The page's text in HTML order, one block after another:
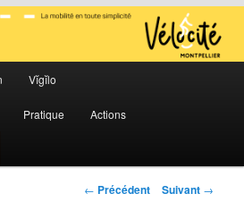
Montpellier
Vĭgĭlo
Pratique Actions
Navigation
← Précédent Suivant →